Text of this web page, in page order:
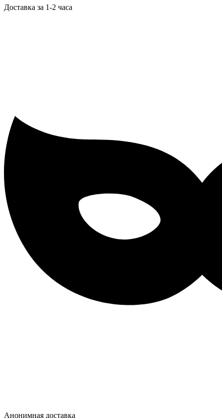
Доставка за 1-2 часа
Анонимная доставка